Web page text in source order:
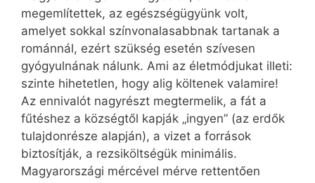
megemlítettek, az egészségügyünk volt,
amelyet sokkal színvonalasabbnak tartanak a
románnál, ezért szükség esetén szívesen
gyógyulnának nálunk. Ami az életmódjukat illeti:
szinte hihetetlen, hogy alig költenek valamire!
Az ennivalót nagyrészt megtermelik, a fát a
fűtéshez a községtől kapják „ingyen” (az erdők
tulajdonrésze alapján), a vizet a források
biztosítják, a rezsiköltségük minimális.
Magyarországi mércével mérve rettentően